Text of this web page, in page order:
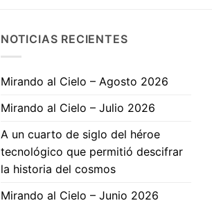
NOTICIAS RECIENTES
Mirando al Cielo – Agosto 2026
Mirando al Cielo – Julio 2026
A un cuarto de siglo del héroe
tecnológico que permitió descifrar
la historia del cosmos
Mirando al Cielo – Junio 2026